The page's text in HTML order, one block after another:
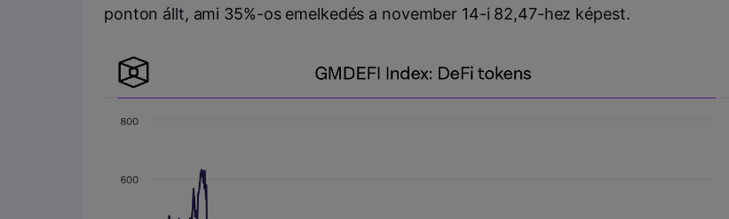
ponton állt, ami 35%-os emelkedés a november 14-i 82,47-hez képest.